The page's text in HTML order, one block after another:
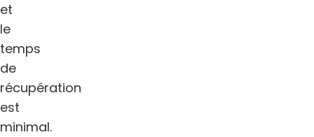
et
le
temps
de
récupération
est
minimal.